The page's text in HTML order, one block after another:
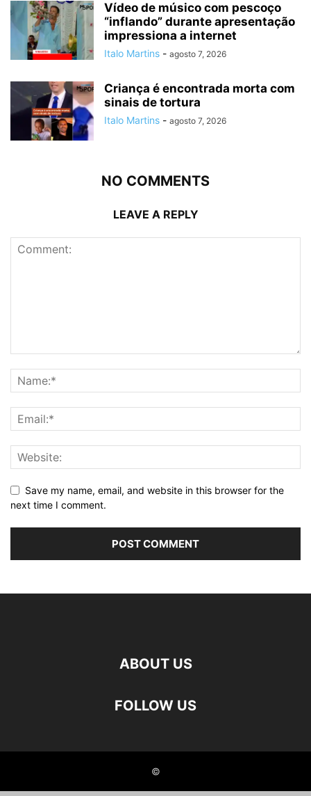
Vídeo de músico com pescoço
“inflando” durante apresentação
impressiona a internet
Italo Martins - agosto 7, 2026
Criança é encontrada morta com
sinais de tortura
Italo Martins - agosto 7, 2026
NO COMMENTS
LEAVE A REPLY
Save my name, email, and website in this browser for the
next time I comment.
ABOUT US
FOLLOW US
©